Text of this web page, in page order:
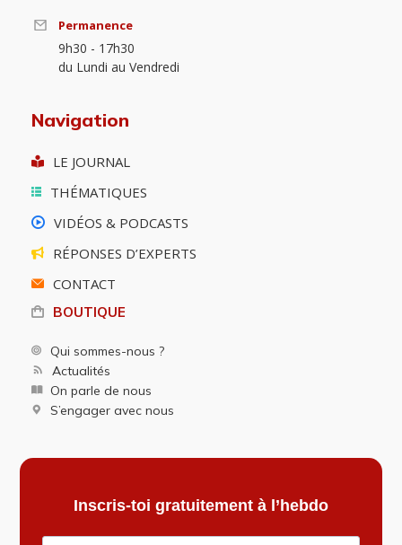
Permanence
9h30 - 17h30
du Lundi au Vendredi
Navigation
LE JOURNAL
THÉMATIQUES
VIDÉOS & PODCASTS
RÉPONSES D’EXPERTS
CONTACT
BOUTIQUE
Qui sommes-nous ?
Actualités
On parle de nous
S’engager avec nous